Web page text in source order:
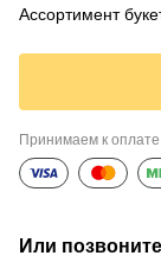
Ассортимент
Принимаем к
Или